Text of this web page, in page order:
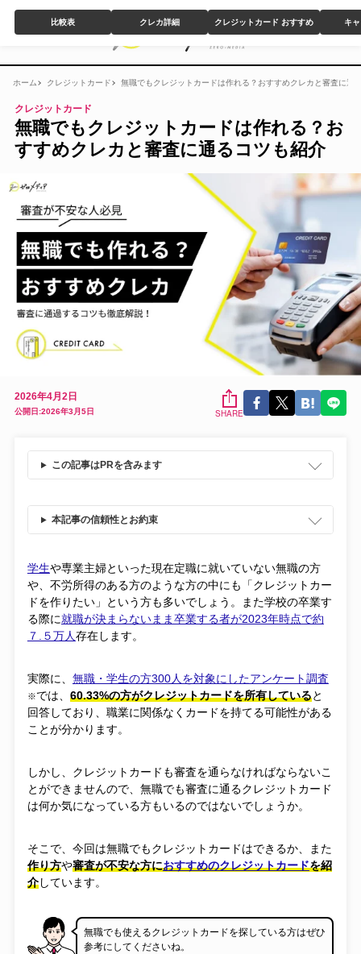
ホーム クレジットカード 無職でもクレジットカードは作れる？おすすめクレカと審査に通
クレジットカード
無職でもクレジットカードは作れる？お
すすめクレカと審査に通るコツも紹介
2026年4月2日
公開日:2026年3月5日 SHARE
この記事はPRを含みます
本記事の信頼性とお約束
比較表 クレカ詳細 クレジットカード おすすめ キ
学生や専業主婦といった現在定職に就いていない無職の方
や、不労所得のある方のような方の中にも「クレジットカー
ドを作りたい」という方も多いでしょう。また学校の卒業す
る際に就職が決まらないまま卒業する者が2023年時点で約
７.５万人存在します。
実際に、 無職・学生の方300人を対象にしたアンケート調査
※では、 60.33%の方がクレジットカードを所有していると
回答しており、職業に関係なくカードを持てる可能性がある
ことが分かります。
しかし、クレジットカードも審査を通らなければならないこ
とができませんので、無職でも審査に通るクレジットカード
は何か気になっている方もいるのではないでしょうか。
そこで、今回は無職でもクレジットカードはできるか、また
作り方や審査が不安な方におすすめのクレジットカードを紹
介しています。
無職でも使えるクレジットカードを探している方はぜひ
参考にしてくださいね。